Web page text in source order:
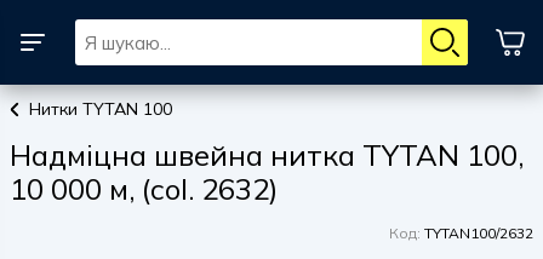
Нитки TYTAN 100
Надміцна швейна нитка TYTAN 100,
10 000 м, (col. 2632)
Код: TYTAN100/2632